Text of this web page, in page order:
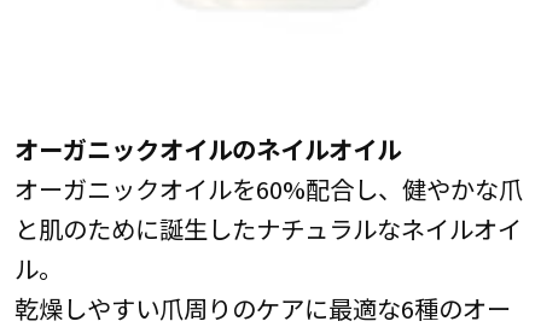
オーガニックオイルのネイルオイル
オーガニックオイルを60%配合し、健やかな爪
と肌のために誕生したナチュラルなネイルオイ
ル。
乾燥しやすい爪周りのケアに最適な6種のオー